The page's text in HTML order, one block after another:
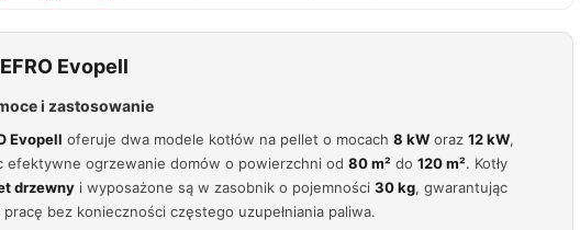
Evopell
i zastosowanie
Evopell oferuje dwa modele kotłów na pellet o mocach 8 kW oraz 12 kW,
efektywne ogrzewanie domów o powierzchni od 80 m² do 120 m². Kotły
drzewny i wyposażone są w zasobnik o pojemności 30 kg, gwarantując
pracę bez konieczności częstego uzupełniania paliwa.